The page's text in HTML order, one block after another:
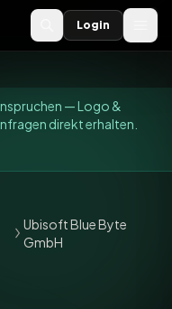
Login
— Logo &
direkt erhalten.
Ubisoft Blue Byte
GmbH